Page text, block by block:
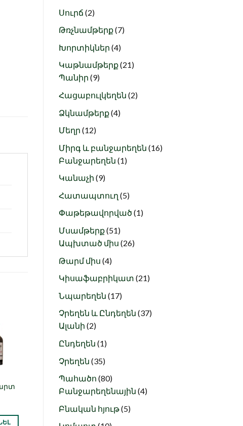
Սուրճ 22
products
Թռչնամթերք 77
Խորտիկներ 44
Կաթնամթերք 2121
Պանիր 99
products
Հացաբուլկեղեն 22
Ձկնամթերք 44
Մեղր 1212
products
Միրգ և բանջարեղեն 1616
Բանջարեղեն 11
Կանաչի 99
Հատապտուղ 55
products
Փաթեթավորված 11
Մսամթերք 5151
products
Ապխտած միս 2626
Թարմ միս 44
products
Կիսաֆաբրիկատ 2121
Նպարեղեն 1717
products
Չրեղեն և Ընդեղեն 3737
Ալանի 22
Ընդեղեն 11
Չրեղեն 3535
Պահածո 8080
products
Բանջարեղենային 44
Բնական հյութ 55
Նշել որպես
նախընտրած
Դեղձի օղի /0,5 լ/
AMD
+ ԱՎԵԼԱՑՆԵԼ